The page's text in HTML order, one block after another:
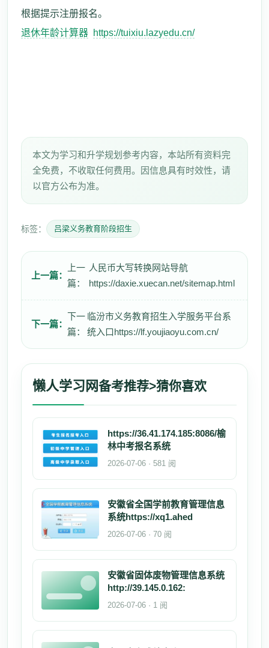
根据提示注册报名。
退休年龄计算器 https://tuixiu.lazyedu.cn/
本文为学习和升学规划参考内容，本站所有资料完
全免费，不收取任何费用。因信息具有时效性，请
以官方公布为准。
标签： 吕梁义务教育阶段招生
上一篇：
上一
篇：
人民币大写转换网站导航
https://daxie.xuecan.net/sitemap.html
下一篇：
下一
篇：
临汾市义务教育招生入学服务平台系
统入口https://lf.youjiaoyu.com.cn/
懒人学习网备考推荐>猜你喜欢
https://36.41.174.185:8086/榆
林中考报名系统
2026-07-06 · 581 阅
安徽省全国学前教育管理信息
系统https://xq1.ahed
2026-07-06 · 70 阅
安徽省固体废物管理信息系统
http://39.145.0.162:
2026-07-06 · 1 阅